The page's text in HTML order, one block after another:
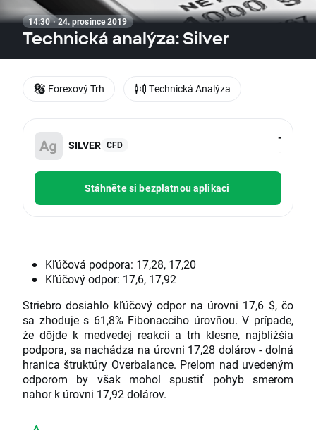
14:30 · 24. prosince 2019
Technická analýza: Silver
SILVER CFD
-
-
Stáhněte si bezplatnou aplikaci
Kľúčová podpora: 17,28, 17,20
Kľúčový odpor: 17,6, 17,92
Striebro dosiahlo kľúčový odpor na úrovni 17,6 $, čo
sa zhoduje s 61,8% Fibonacciho úrovňou. V prípade,
že dôjde k medvedej reakcii a trh klesne, najbližšia
podpora, sa nachádza na úrovni 17,28 dolárov - dolná
hranica štruktúry Overbalance. Prelom nad uvedeným
odporom by však mohol spustiť pohyb smerom
nahor k úrovni 17,92 dolárov.
Forexový Trh Technická Analýza